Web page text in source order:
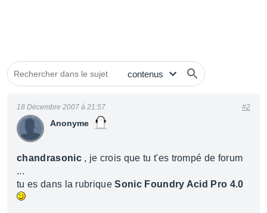
Anonyme
18 Décembre 2007 à 21:57 #2
chandrasonic, je crois que tu t'es trompé de forum
...
tu es dans la rubriqueSonic Foundry Acid Pro 4.0